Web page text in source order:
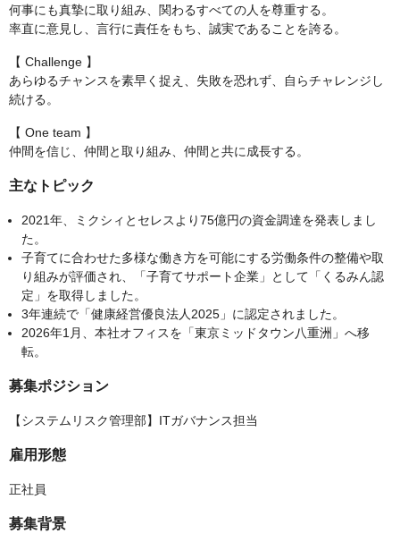
何事にも真摯に取り組み、関わるすべての人を尊重する。
率直に意見し、言行に責任をもち、誠実であることを誇る。
【 Challenge 】
あらゆるチャンスを素早く捉え、失敗を恐れず、自らチャレンジし
続ける。
【 One team 】
仲間を信じ、仲間と取り組み、仲間と共に成長する。
主なトピック
2021年、ミクシィとセレスより75億円の資金調達を発表しまし
た。
子育てに合わせた多様な働き方を可能にする労働条件の整備や取
り組みが評価され、「子育てサポート企業」として「くるみん認
定」を取得しました。
3年連続で「健康経営優良法人2025」に認定されました。
2026年1月、本社オフィスを「東京ミッドタウン八重洲」へ移
転。
募集ポジション
【システムリスク管理部】ITガバナンス担当
雇用形態
正社員
募集背景